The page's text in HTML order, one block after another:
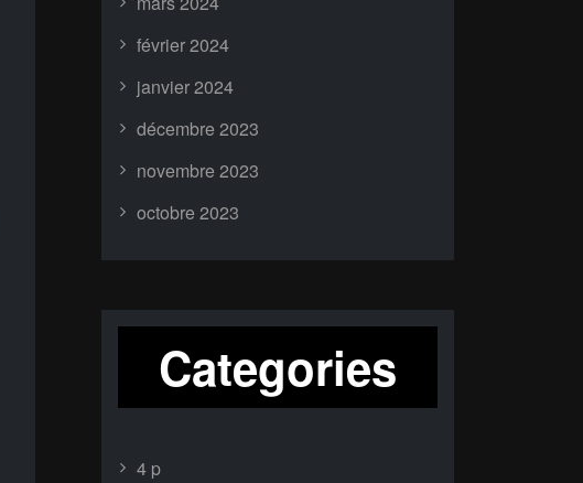
février 2024
janvier 2024
décembre 2023
novembre 2023
octobre 2023
Categories
4 p